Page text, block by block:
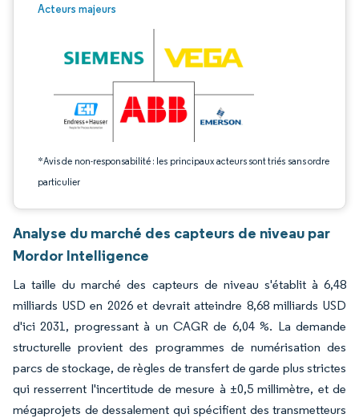
Acteurs majeurs
*Avis de non-responsabilité : les principaux acteurs sont triés sans ordre
particulier
Image © Mordor Intelligence. La réutilisation nécessite une attribution sous CC
Analyse du marché des capteurs de niveau par
Mordor Intelligence
La taille du marché des capteurs de niveau s'établit à 6,48
milliards USD en 2026 et devrait atteindre 8,68 milliards USD
d'ici 2031, progressant à un CAGR de 6,04 %. La demande
structurelle provient des programmes de numérisation des
parcs de stockage, de règles de transfert de garde plus strictes
qui resserrent l'incertitude de mesure à ±0,5 millimètre, et de
mégaprojets de dessalement qui spécifient des transmetteurs